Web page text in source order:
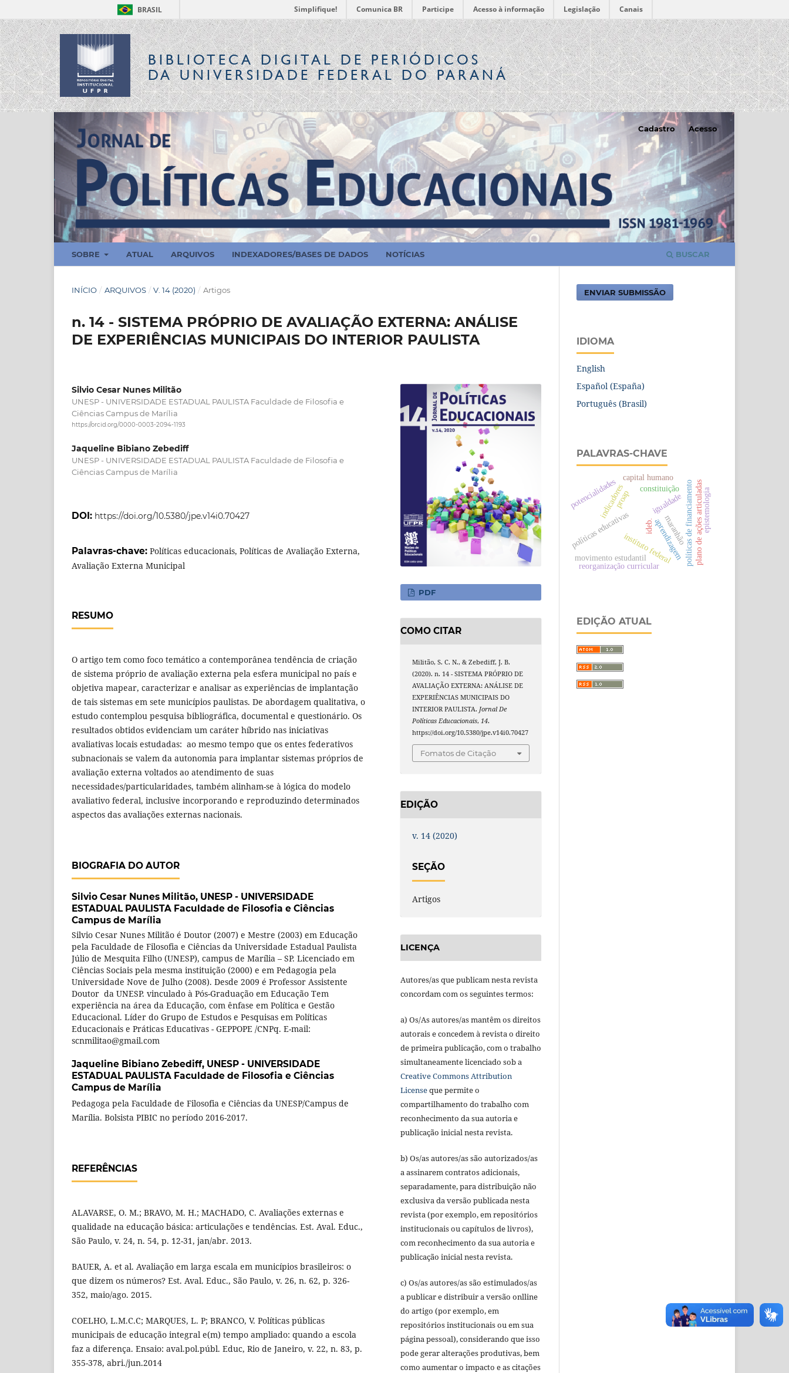
BRASIL Simplifique! Comunica BR Participe Acesso à informação Legislação Canais
BIBLIOTECA DIGITALDE PERIÓDICOS
DA UNIVERSIDADE FEDERAL DO PARANÁ
SOBRE ATUAL ARQUIVOS INDEXADORES/BASES DE DADOS NOTÍCIAS BUSCAR
Cadastro Acesso
INÍCIO / ARQUIVOS / V. 14 (2020) / Artigos
n. 14 - SISTEMA PRÓPRIO DE AVALIAÇÃO EXTERNA: ANÁLISE
DE EXPERIÊNCIAS MUNICIPAIS DO INTERIOR PAULISTA
Silvio Cesar Nunes Militão
UNESP - UNIVERSIDADE ESTADUAL PAULISTA Faculdade de Filosofia e
Ciências Campus de Marília
https://orcid.org/0000-0003-2094-1193
Jaqueline Bibiano Zebediff
UNESP - UNIVERSIDADE ESTADUAL PAULISTA Faculdade de Filosofia e
Ciências Campus de Marília
DOI: https://doi.org/10.5380/jpe.v14i0.70427
Palavras-chave: Políticas educacionais, Políticas de Avaliação Externa,
Avaliação Externa Municipal
RESUMO
O artigo tem como foco temático a contemporânea tendência de criação
de sistema próprio de avaliação externa pela esfera municipal no país e
objetiva mapear, caracterizar e analisar as experiências de implantação
de tais sistemas em sete municípios paulistas. De abordagem qualitativa, o
estudo contemplou pesquisa bibliográfica, documental e questionário. Os
resultados obtidos evidenciam um caráter híbrido nas iniciativas
avaliativas locais estudadas: ao mesmo tempo que os entes federativos
subnacionais se valem da autonomia para implantar sistemas próprios de
avaliação externa voltados ao atendimento de suas
necessidades/particularidades, também alinham-se à lógica do modelo
avaliativo federal, inclusive incorporando e reproduzindo determinados
aspectos das avaliações externas nacionais.
BIOGRAFIA DO AUTOR
Silvio Cesar Nunes Militão, UNESP - UNIVERSIDADE
ESTADUAL PAULISTA Faculdade de Filosofia e Ciências
Campus de Marília
Silvio Cesar Nunes Militão é Doutor (2007) e Mestre (2003) em Educação
pela Faculdade de Filosofia e Ciências da Universidade Estadual Paulista
Júlio de Mesquita Filho (UNESP), campus de Marília – SP. Licenciado em
Ciências Sociais pela mesma instituição (2000) e em Pedagogia pela
Universidade Nove de Julho (2008). Desde 2009 é Professor Assistente
Doutor da UNESP. vinculado à Pós-Graduação em Educação Tem
experiência na área da Educação, com ênfase em Política e Gestão
Educacional. Líder do Grupo de Estudos e Pesquisas em Políticas
Educacionais e Práticas Educativas - GEPPOPE /CNPq. E-mail:
scnmilitao@gmail.com
Jaqueline Bibiano Zebediff, UNESP - UNIVERSIDADE
ESTADUAL PAULISTA Faculdade de Filosofia e Ciências
Campus de Marília
Pedagoga pela Faculdade de Filosofia e Ciências da UNESP/Campus de
Marília. Bolsista PIBIC no período 2016-2017.
REFERÊNCIAS
ALAVARSE, O. M.; BRAVO, M. H.; MACHADO, C. Avaliações externas e
qualidade na educação básica: articulações e tendências. Est. Aval. Educ.,
São Paulo, v. 24, n. 54, p. 12-31, jan/abr. 2013.
BAUER, A. et al. Avaliação em larga escala em municípios brasileiros: o
que dizem os números? Est. Aval. Educ., São Paulo, v. 26, n. 62, p. 326-
352, maio/ago. 2015.
COELHO, L.M.C.C; MARQUES, L. P; BRANCO, V. Políticas públicas
municipais de educação integral e(m) tempo ampliado: quando a escola
faz a diferença. Ensaio: aval.pol.públ. Educ, Rio de Janeiro, v. 22, n. 83, p.
355-378, abri./jun.2014
PDF
COMO CITAR
Militão, S. C. N., & Zebediff, J. B.
(2020). n. 14 - SISTEMA PRÓPRIO DE
AVALIAÇÃO EXTERNA: ANÁLISE DE
EXPERIÊNCIAS MUNICIPAIS DO
INTERIOR PAULISTA.Jornal De
Políticas Educacionais,14.
https://doi.org/10.5380/jpe.v14i0.70427
Fomatos de Citação
EDIÇÃO
v. 14 (2020)
SEÇÃO
Artigos
LICENÇA
Autores/as que publicam nesta revista
concordam com os seguintes termos:
a) Os/As autores/as mantêm os direitos
autorais e concedem à revista o direito
de primeira publicação, com o trabalho
simultaneamente licenciado sob a
Creative Commons Attribution
Licenseque permite o
compartilhamento do trabalho com
reconhecimento da sua autoria e
publicação inicial nesta revista.
b) Os/as autores/as são autorizados/as
a assinarem contratos adicionais,
separadamente, para distribuição não
exclusiva da versão publicada nesta
revista (por exemplo, em repositórios
institucionais ou capítulos de livros),
com reconhecimento da sua autoria e
publicação inicial nesta revista.
c) Os/as autores/as são estimulados/as
a publicar e distribuir a versão onlline
do artigo (por exemplo, em
repositórios institucionais ou em sua
página pessoal), considerando que isso
pode gerar alterações produtivas, bem
como aumentar o impacto e as citações
ENVIAR SUBMISSÃO
IDIOMA
English
Español (España)
Português (Brasil)
PALAVRAS-CHAVE
políticas educativas
igualdade
instituto federal
proap políticas de financiamento
constituição
indicadores plano de ações articuladas
movimento estudantil
potencialidades
aprendizagem
reorganização curricular
capital humano
epistemologia
ideb. maranhão
EDIÇÃO ATUAL